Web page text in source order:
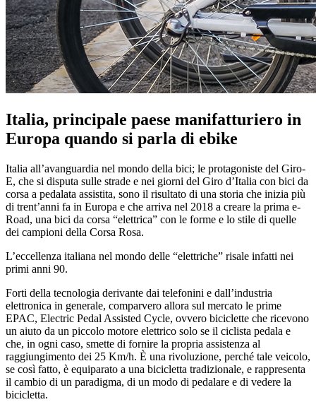
Italia, principale paese manifatturiero in
Europa quando si parla di ebike
Italia all’avanguardia nel mondo della bici; le protagoniste del Giro-
E, che si disputa sulle strade e nei giorni del Giro d’Italia con bici da
corsa a pedalata assistita, sono il risultato di una storia che inizia più
di trent’anni fa in Europa e che arriva nel 2018 a creare la prima e-
Road, una bici da corsa “elettrica” con le forme e lo stile di quelle
dei campioni della Corsa Rosa.
L’eccellenza italiana nel mondo delle “elettriche” risale infatti nei
primi anni 90.
Forti della tecnologia derivante dai telefonini e dall’industria
elettronica in generale, comparvero allora sul mercato le prime
EPAC, Electric Pedal Assisted Cycle, ovvero biciclette che ricevono
un aiuto da un piccolo motore elettrico solo se il ciclista pedala e
che, in ogni caso, smette di fornire la propria assistenza al
raggiungimento dei 25 Km/h. È una rivoluzione, perché tale veicolo,
se così fatto, è equiparato a una bicicletta tradizionale, e rappresenta
il cambio di un paradigma, di un modo di pedalare e di vedere la
bicicletta.